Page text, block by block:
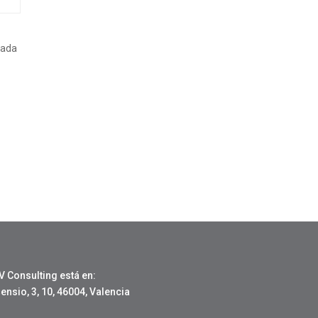
Consulting está en:
3, 10, 46004, Valencia